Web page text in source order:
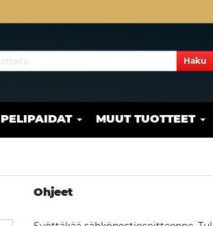
Haku
PELIPAIDAT MUUT TUOTTEET
Ohjeet